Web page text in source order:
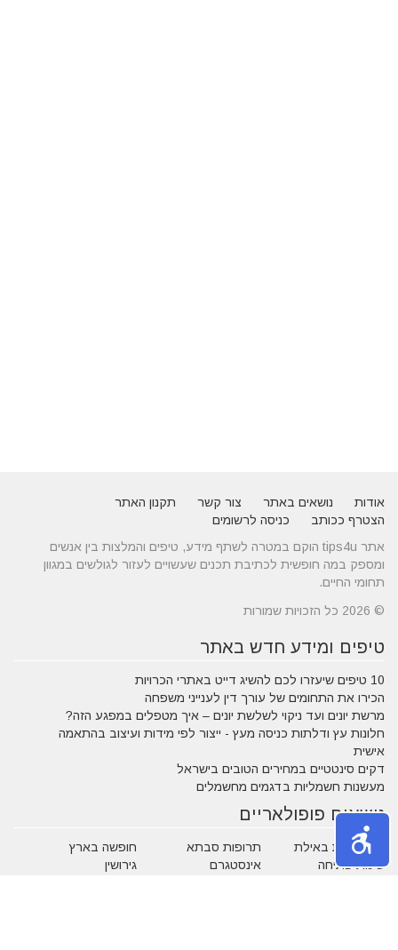
אודות נושאים באתר צור קשר
תקנון האתר
הצטרף ככותב
כניסה לרשומים
אתר tips4u הוקם במטרה לשתף מידע, טיפים והמלצות בין אנשים
ומספק במה חופשית לכתיבת תכנים שעשויים לעזור לגולשים במגוון
תחומי החיים.
© 2026 כל הזכויות שמורות
טיפים ומידע חדש באתר
10 טיפים שיעזרו לכם להשיג דייט באתרי הכרויות
הכירו את התחומים של עורך דין לענייני משפחה
מרשת יונים ועד ניקוי לשלשת יונים – איך מטפלים במפגע הזה?
חלונות עץ ודלתות כניסה מעץ - ייצור לפי מידות ועיצוב בהתאמה
אישית
דקים סינטטיים במחירים הטובים בישראל
מעשנות חשמליות בדגמים מחשמלים
נושאים פופולאריים
אטרקציות באילת תרופות סבתא
חופשה בארץ
שעות פתיחה
אינסטגרם
גירושין